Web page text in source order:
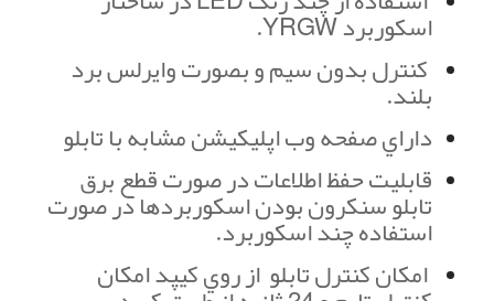
اسكوربرد YRGW.
كنترل بدون سيم و بصورت وايرلس برد
بلند.
داراي صفحه وب اپلیکیشن مشابه با تابلو
قابليت حفظ اطلاعات در صورت قطع برق
تابلو سنكرون بودن اسكوربردها در صورت
استفاده چند اسکوربرد.
امكان کنترل تابلو از روي کیپد امكان